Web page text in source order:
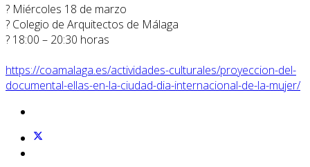
?️ Miércoles 18 de marzo
? Colegio de Arquitectos de Málaga
? 18:00 – 20:30 horas
https://coamalaga.es/actividades-culturales/proyeccion-del-
documental-ellas-en-la-ciudad-dia-internacional-de-la-mujer/